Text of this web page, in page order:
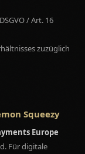
/ Art. 16
zuzüglich
Squeezy
Europe
Für digitale